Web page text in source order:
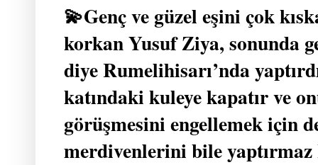
💫Genç ve güzel eşini çok
korkan Yusuf Ziya, sonunda
diye Rumelihisarı’nda
katındaki kuleye kapatır ve
görüşmesini engellemek için
merdivenlerini bile